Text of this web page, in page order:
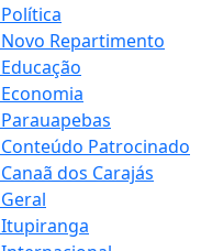
Política
Novo Repartimento
Educação
Economia
Parauapebas
Conteúdo Patrocinado
Canaã dos Carajás
Geral
Itupiranga